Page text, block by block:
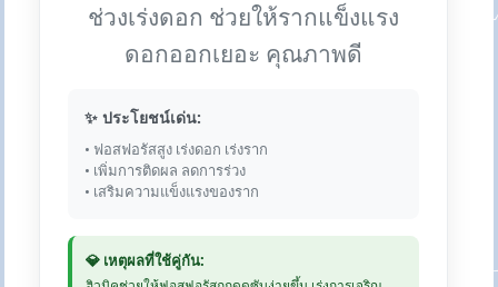
ช่วงเร่งดอก ช่วยให้รากแข็งแรง
ดอกออกเยอะ คุณภาพดี
✨ ประโยชน์เด่น:
• ฟอสฟอรัสสูง เร่งดอก เร่งราก
• เพิ่มการติดผล ลดการร่วง
• เสริมความแข็งแรงของราก
💎 เหตุผลที่ใช้คู่กัน: